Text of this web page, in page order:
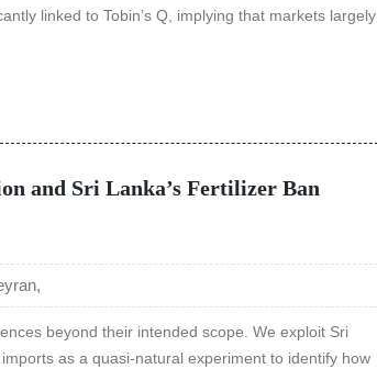
linked to Tobin’s Q, implying that markets largely
and Sri Lanka’s Fertilizer Ban
beyond their intended scope. We exploit Sri
as a quasi-natural experiment to identify how